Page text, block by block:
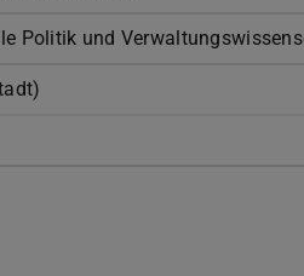
Politik und